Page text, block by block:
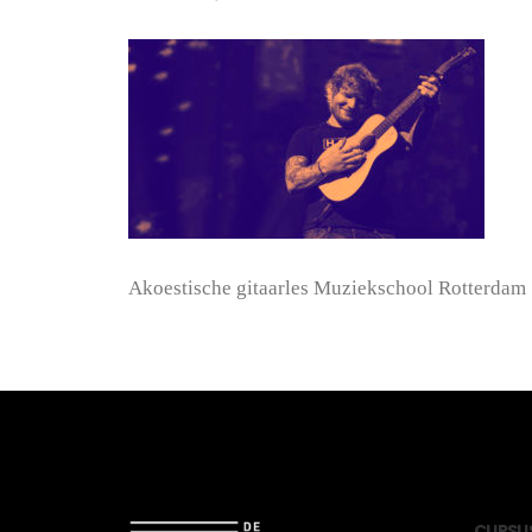
Akoestische gitaarles Muziekschool Rotterdam